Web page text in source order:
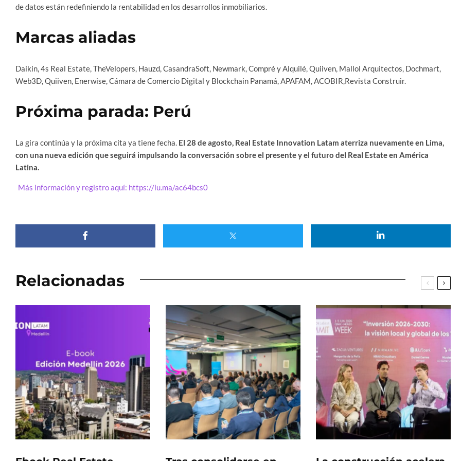
de datos están redefiniendo la rentabilidad en los desarrollos inmobiliarios.
Marcas aliadas
Daikin, 4s Real Estate, TheVelopers, Hauzd, CasandraSoft, Newmark, Compré y Alquilé, Quiiven, Mallol Arquitectos, Dochmart,
Web3D, Quiiven, Enerwise, Cámara de Comercio Digital y Blockchain Panamá, APAFAM, ACOBIR,Revista Construir.
Próxima parada: Perú
La gira continúa y la próxima cita ya tiene fecha. El 28 de agosto, Real Estate Innovation Latam aterriza nuevamente en Lima,
con una nueva edición que seguirá impulsando la conversación sobre el presente y el futuro del Real Estate en América
Latina.
Más información y registro aquí: https://lu.ma/ac64bcs0
Relacionadas